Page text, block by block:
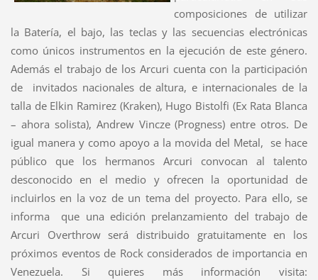
composiciones de utilizar
la Batería, el bajo, las teclas y las secuencias electrónicas
como únicos instrumentos en la ejecución de este género.
Además el trabajo de los Arcuri cuenta con la participación
de invitados nacionales de altura, e internacionales de la
talla de Elkin Ramirez (Kraken), Hugo Bistolfi (Ex Rata Blanca
– ahora solista), Andrew Vincze (Progness) entre otros. De
igual manera y como apoyo a la movida del Metal, se hace
público que los hermanos Arcuri convocan al talento
desconocido en el medio y ofrecen la oportunidad de
incluirlos en la voz de un tema del proyecto. Para ello, se
informa que una edición prelanzamiento del trabajo de
Arcuri Overthrow será distribuido gratuitamente en los
próximos eventos de Rock considerados de importancia en
Venezuela. Si quieres más información visita: